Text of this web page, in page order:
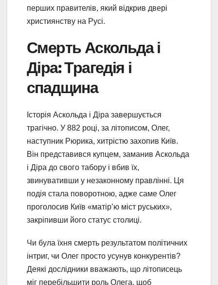
перших правителів, який відкрив двері
християнству на Русі.
Смерть Аскольда і
Діра: Трагедія і
спадщина
Історія Аскольда і Діра завершується
трагічно. У 882 році, за літописом, Олег,
наступник Рюрика, хитрістю захопив Київ.
Він представився купцем, заманив Аскольда
і Діра до свого табору і вбив їх,
звинувативши у незаконному правлінні. Ця
подія стала поворотною, адже саме Олег
проголосив Київ «матір’ю міст руських»,
закріпивши його статус столиці.
Чи була їхня смерть результатом політичних
інтриг, чи Олег просто усунув конкурентів?
Деякі дослідники вважають, що літописець
міг перебільшити роль Олега, щоб